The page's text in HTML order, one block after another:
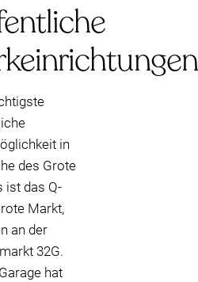
in
des Grote
ist das Q-
Markt,
an der
32G.
hat